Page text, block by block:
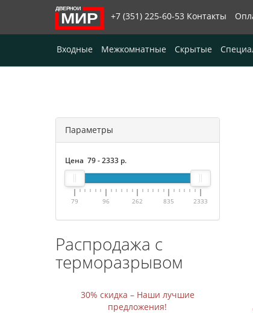
+7 (351) 225-60-53 Контакты
Входные Межкомнатные Скрытые
Параметры
Цена 79-2333 р.
79 96 262 835 2333
Распродажа с
терморазрывом
30% скидка – Наши лучшие
предложения!